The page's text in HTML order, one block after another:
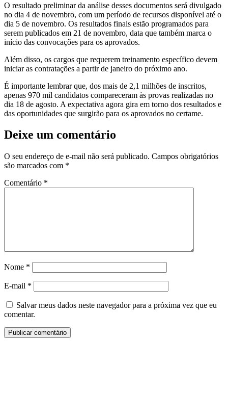
O resultado preliminar da análise desses documentos será divulgado
no dia 4 de novembro, com um período de recursos disponível até o
dia 5 de novembro. Os resultados finais estão programados para
serem publicados em 21 de novembro, data que também marca o
início das convocações para os aprovados.
Além disso, os cargos que requerem treinamento específico devem
iniciar as contratações a partir de janeiro do próximo ano.
É importante lembrar que, dos mais de 2,1 milhões de inscritos,
apenas 970 mil candidatos compareceram às provas realizadas no
dia 18 de agosto. A expectativa agora gira em torno dos resultados e
das oportunidades que surgirão para os aprovados no certame.
Deixe um comentário
O seu endereço de e-mail não será publicado. Campos obrigatórios
são marcados com *
Comentário *
Nome *
E-mail *
Salvar meus dados neste navegador para a próxima vez que eu
comentar.